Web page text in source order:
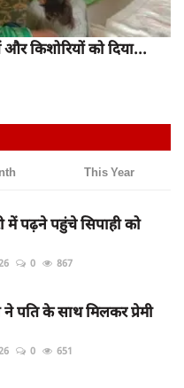
किशोरियों को दिया...
This Year
में पढ़ने पहुंचे सिपाही को
0 867
ने पति के साथ मिलकर प्रेमी
0 651